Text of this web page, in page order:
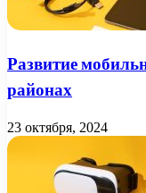
Развитие
районах
23 октября, 2024